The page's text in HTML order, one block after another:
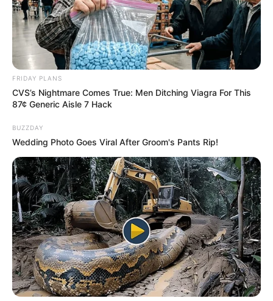
FRIDAY PLANS
CVS’s Nightmare Comes True: Men Ditching Viagra For This
87¢ Generic Aisle 7 Hack
BUZZDAY
Wedding Photo Goes Viral After Groom's Pants Rip!